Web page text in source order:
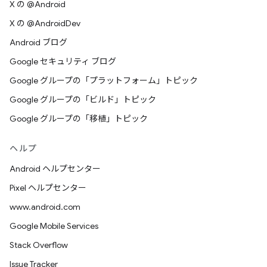
X の @Android
X の @AndroidDev
Android ブログ
Google セキュリティ ブログ
Google グループの「プラットフォーム」トピック
Google グループの「ビルド」トピック
Google グループの「移植」トピック
ヘルプ
Android ヘルプセンター
Pixel ヘルプセンター
www.android.com
Google Mobile Services
Stack Overflow
Issue Tracker